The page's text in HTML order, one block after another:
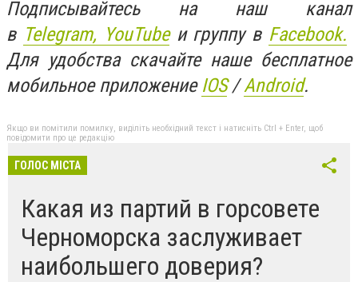
Подписывайтесь на наш канал
в Telegram, YouTubeи группу в Facebook.
Для удобства скачайте наше бесплатное
мобильное приложение IOS/Android.
Якщо ви помітили помилку, виділіть необхідний текст і натисніть Ctrl + Enter, щоб
повідомити про це редакцію
ГОЛОС МІСТА
Какая из партий в горсовете
Черноморска заслуживает
наибольшего доверия?